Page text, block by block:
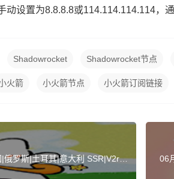
设置为8.8.8.8或114.114.114.114，通
Shadowrocket Shadowrocket节点
火箭 小火箭节点 小火箭订阅链接
罗斯|土耳其|意大利 SSR|V2ra
06